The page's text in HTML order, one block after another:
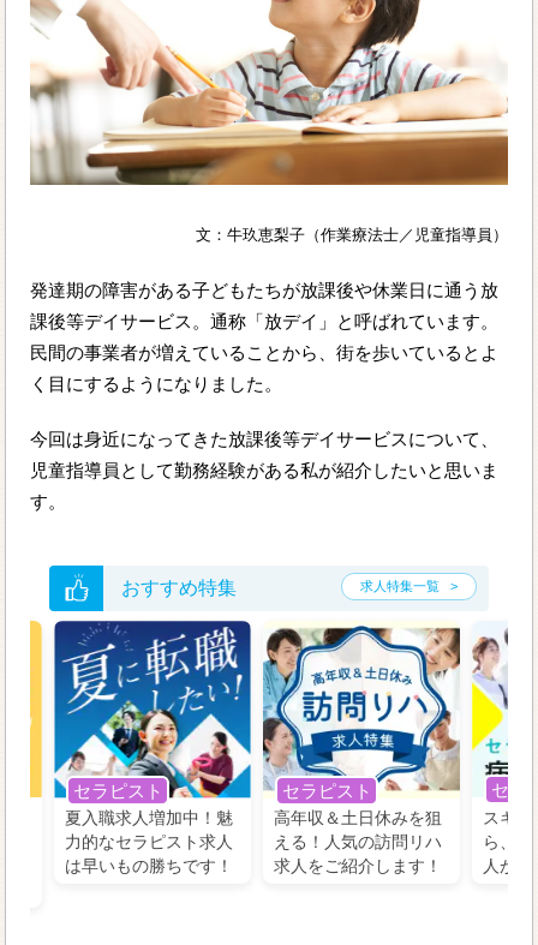
文：牛玖恵梨子（作業療法士／児童指導員）
発達期の障害がある子どもたちが放課後や休業日に通う放
課後等デイサービス。通称「放デイ」と呼ばれています。
民間の事業者が増えていることから、街を歩いているとよ
く目にするようになりました。
今回は身近になってきた放課後等デイサービスについて、
児童指導員として勤務経験がある私が紹介したいと思いま
す。
おすすめ特集 求人特集一覧
セラピスト
夏入職求人増加中！魅
力的なセラピスト求人
は早いもの勝ちです！
セラピスト
高年収＆土日休みを狙
える！人気の訪問リハ
求人をご紹介します！
セラ
スキル
ら、
人が